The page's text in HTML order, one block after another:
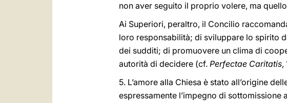
non aver seguito il proprio volere, ma
Ai Superiori, peraltro, il Concilio
loro responsabilità; di sviluppare lo spirito
dei sudditi; di promuovere un clima di
autorità di decidere (cf. Perfectae Caritatis,
5. L’amore alla Chiesa è stato all’origine
espressamente l’impegno di sottomissione